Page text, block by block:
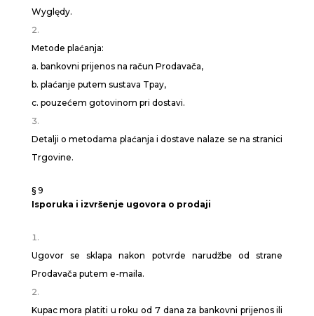
Wyględy.
Metode plaćanja:
a. bankovni prijenos na račun Prodavača,
b. plaćanje putem sustava Tpay,
c. pouzećem gotovinom pri dostavi.
Detalji o metodama plaćanja i dostave nalaze se na stranici
Trgovine.
§ 9
Isporuka i izvršenje ugovora o prodaji
Ugovor se sklapa nakon potvrde narudžbe od strane
Prodavača putem e-maila.
Kupac mora platiti u roku od 7 dana za bankovni prijenos ili